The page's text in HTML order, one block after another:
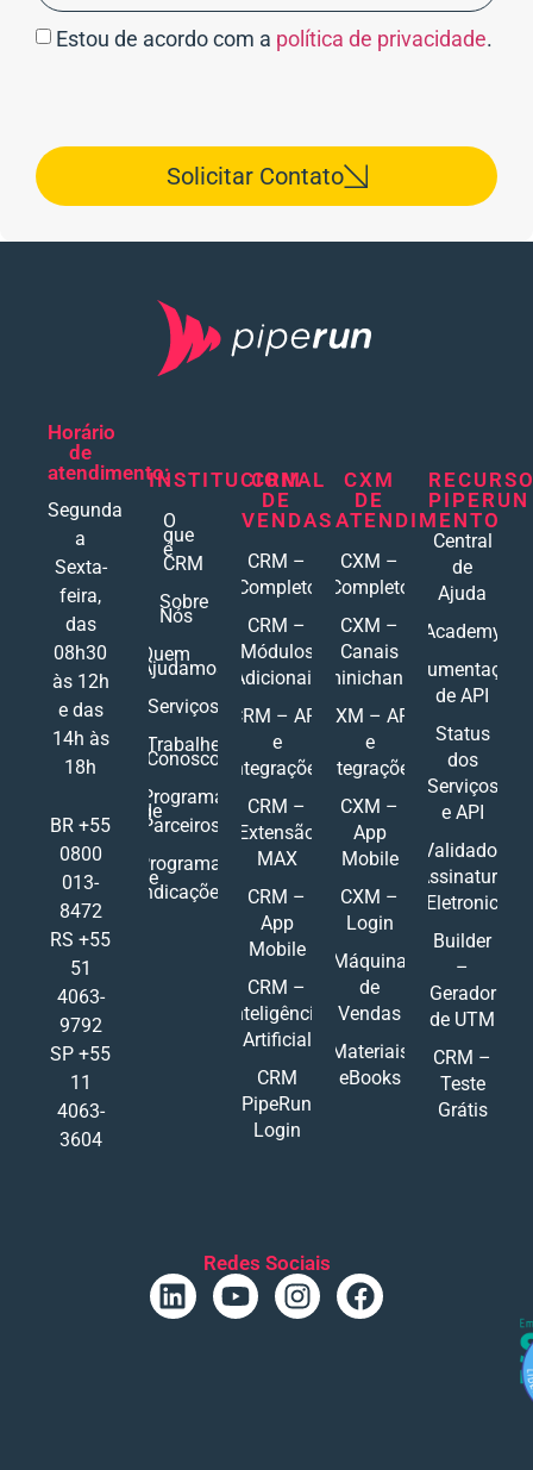
Estou de acordo com a política de privacidade.
Solicitar Contato
Horário
de
atendimento:
Segunda
a
Sexta-
feira,
das
08h30
às 12h
e das
14h às
18h
BR +55
0800
013-
8472
RS +55
51
4063-
9792
SP +55
11
4063-
3604
INSTITUCIONAL
O
que
é
CRM
Sobre
Nós
Quem
Ajudamos
Serviços
Trabalhe
Conosco
Programa
de
Parceiros
Programa
de
Indicações
CRM
DE
VENDAS
CRM –
Completo
CRM –
Módulos
Adicionais
CRM – API
e
Integrações
CRM –
Extensão
MAX
CRM –
App
Mobile
CRM –
Inteligência
Artificial
CRM
PipeRun
Login
CXM
DE
ATENDIMENTO
CXM –
Completo
CXM –
Canais
Ominichannel
CXM – API
e
Integrações
CXM –
App
Mobile
CXM –
Login
Máquina
de
Vendas
Materiais
eBooks
PIPERUN
Central
de
Ajuda
Academy
Documentações
de API
Status
dos
Serviços
e API
Validador
Assinatura
Eletronic
Builder
–
Gerador
de UTM
CRM –
Teste
Grátis
Redes Sociais